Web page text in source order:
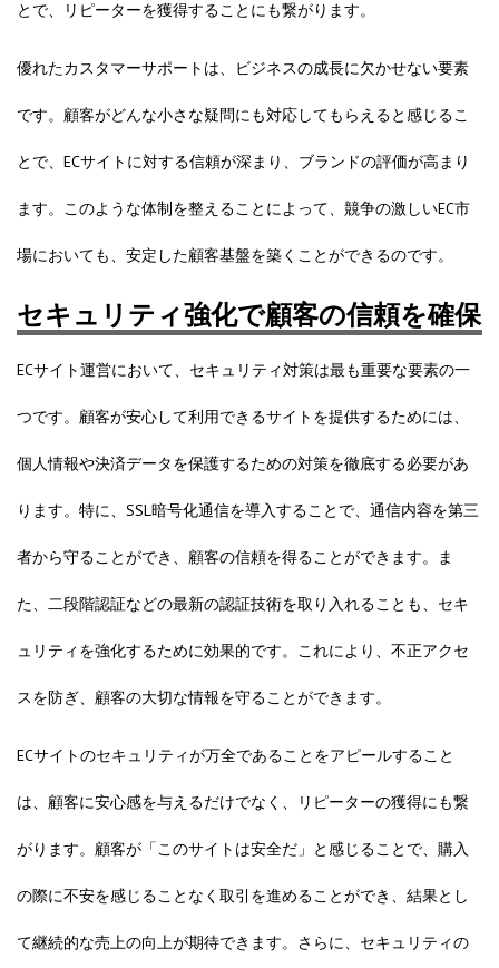
とで、リピーターを獲得することにも繋がります。
優れたカスタマーサポートは、ビジネスの成長に欠かせない要素
です。顧客がどんな小さな疑問にも対応してもらえると感じるこ
とで、ECサイトに対する信頼が深まり、ブランドの評価が高まり
ます。このような体制を整えることによって、競争の激しいEC市
場においても、安定した顧客基盤を築くことができるのです。
セキュリティ強化で顧客の信頼を確保
ECサイト運営において、セキュリティ対策は最も重要な要素の一
つです。顧客が安心して利用できるサイトを提供するためには、
個人情報や決済データを保護するための対策を徹底する必要があ
ります。特に、SSL暗号化通信を導入することで、通信内容を第三
者から守ることができ、顧客の信頼を得ることができます。ま
た、二段階認証などの最新の認証技術を取り入れることも、セキ
ュリティを強化するために効果的です。これにより、不正アクセ
スを防ぎ、顧客の大切な情報を守ることができます。
ECサイトのセキュリティが万全であることをアピールすること
は、顧客に安心感を与えるだけでなく、リピーターの獲得にも繋
がります。顧客が「このサイトは安全だ」と感じることで、購入
の際に不安を感じることなく取引を進めることができ、結果とし
て継続的な売上の向上が期待できます。さらに、セキュリティの